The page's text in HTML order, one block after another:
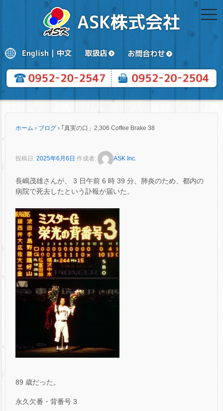
ホーム › ブログ › ｢真実の口」2,306 Coffee Brake 38
投稿日: 2025年6月6日 作成者: ASK Inc.
長嶋茂雄さんが、 3 日午前 6 時 39 分、肺炎のため、都内の
病院で死去したという訃報が届いた。
89 歳だった。
永久欠番・背番号 3